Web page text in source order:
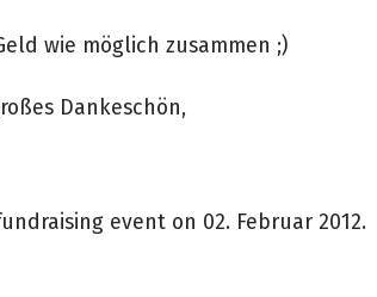
wie möglich zusammen ;)
Dankeschön,
event on 02. Februar 2012.